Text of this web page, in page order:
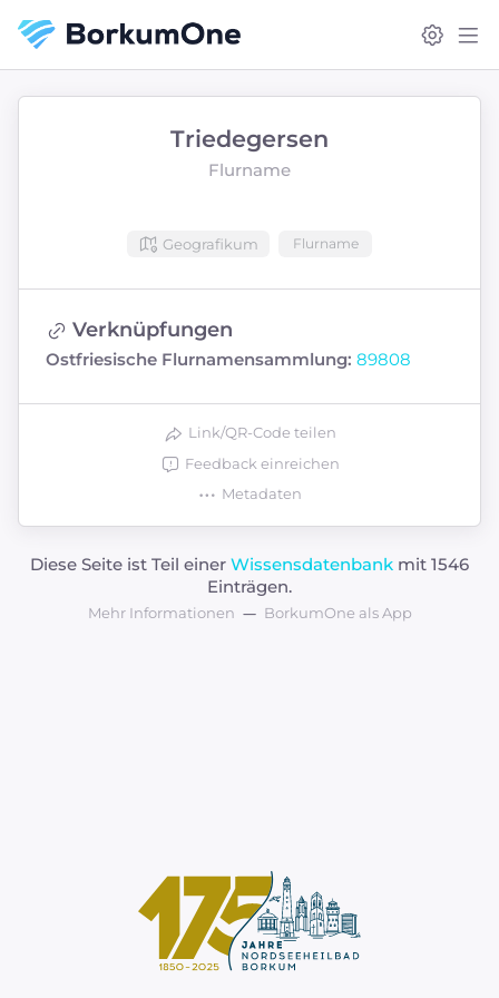
Triedegersen
Flurname
Geografikum Flurname
Verknüpfungen
Ostfriesische Flurnamensammlung: 89808
Link/QR-Code teilen
Feedback einreichen
Metadaten
Diese Seite ist Teil einer Wissensdatenbank mit 1546
Einträgen.
Mehr Informationen BorkumOne als App